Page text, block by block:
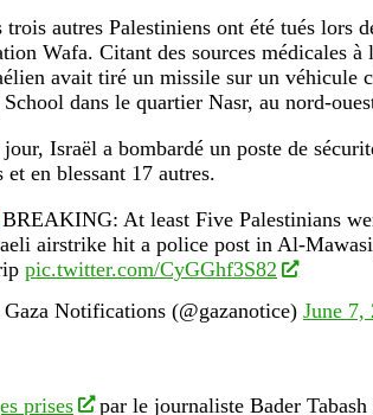
autres Palestiniens ont été tués lors
Wafa. Citant des sources médicales
avait tiré un missile sur un véhicule
dans le quartier Nasr, au nord-
Israël a bombardé un poste de
et en blessant 17 autres.
BREAKING: At least Five Palestinians
airstrike hit a police post in Al-
pic.twitter.com/CyGGhf3S82
Notifications (@gazanotice) June 7,
prises par le journaliste Bader Tabash